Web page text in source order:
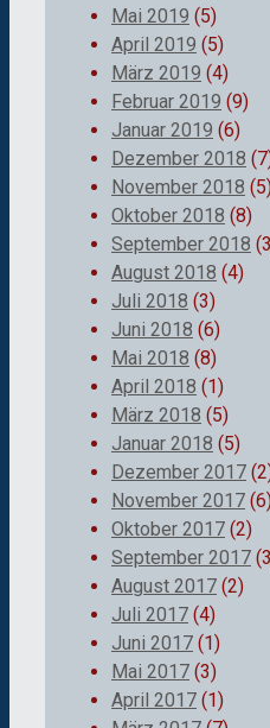
Mai 2019 (5)
April 2019 (5)
März 2019 (4)
Februar 2019 (9)
Januar 2019 (6)
Dezember 2018
November 2018
Oktober 2018 (8)
September 2018
August 2018 (4)
Juli 2018 (3)
Juni 2018 (6)
Mai 2018 (8)
April 2018 (1)
März 2018 (5)
Januar 2018 (5)
Dezember 2017
November 2017
Oktober 2017 (2)
September 2017
August 2017 (2)
Juli 2017 (4)
Juni 2017 (1)
Mai 2017 (3)
April 2017 (1)